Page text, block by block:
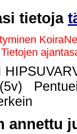
tietoja
(5v)
annettu